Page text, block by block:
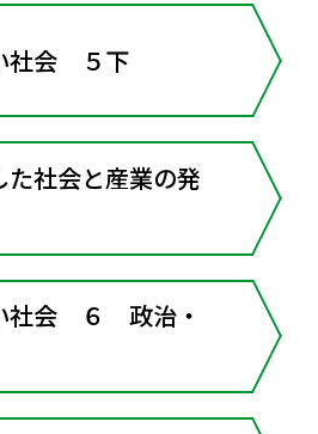
社会 ５下
た社会と産業の発
社会 ６ 政治・